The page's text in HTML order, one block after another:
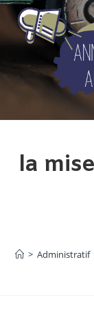
Skip
content
la
> Administratif